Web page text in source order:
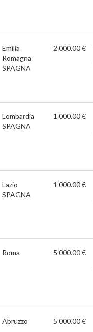
Emilia
Romagna
SPAGNA
2 000.00 €
Lombardia
SPAGNA
1 000.00 €
Lazio
SPAGNA
1 000.00 €
Roma 5 000.00 €
Abruzzo 5 000.00 €